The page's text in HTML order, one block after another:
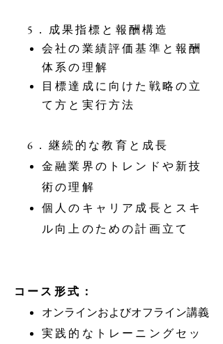
5．成果指標と報酬構造
会社の業績評価基準と報酬
体系の理解
目標達成に向けた戦略の立
て方と実行方法
6．継続的な教育と成長
金融業界のトレンドや新技
術の理解
個人のキャリア成長とスキ
ル向上のための計画立て
コース形式：
オンラインおよびオフライン講義
実践的なトレーニングセッ